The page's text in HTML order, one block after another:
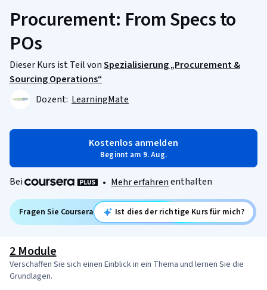
Procurement: From Specs to
POs
Dieser Kurs ist Teil vonSpezialisierung „Procurement &
Sourcing Operations“
Dozent: LearningMate
Kostenlos anmelden
Beginnt am 9. Aug.
Bei • Mehr erfahrenenthalten
Fragen Sie Coursera Ist dies der richtige Kurs für mich?
2 Module
Verschaffen Sie sich einen Einblick in ein Thema und lernen Sie die
Grundlagen.